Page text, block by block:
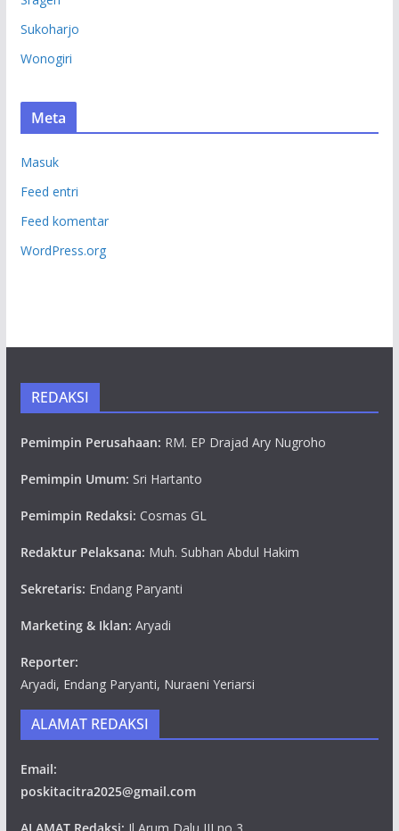
Sukoharjo
Wonogiri
Meta
Masuk
Feed entri
Feed komentar
WordPress.org
REDAKSI
Pemimpin Perusahaan: RM. EP Drajad Ary Nugroho
Pemimpin Umum: Sri Hartanto
Pemimpin Redaksi: Cosmas GL
Redaktur Pelaksana: Muh. Subhan Abdul Hakim
Sekretaris: Endang Paryanti
Marketing & Iklan: Aryadi
Reporter:
Aryadi, Endang Paryanti, Nuraeni Yeriarsi
ALAMAT REDAKSI
Email:
poskitacitra2025@gmail.com